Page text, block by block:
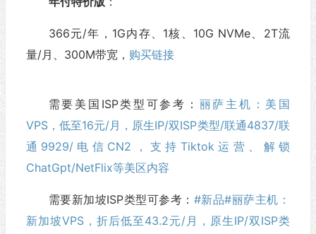
366元/年，1G内存、1核、10G NVMe、2T流
量/月、300M带宽， 购买链接
需要美国ISP类型可参考： 丽萨主机：美国
VPS，低至16元/月，原生IP/双ISP类型/联通4837/联
通9929/电信CN2，支持Tiktok运营、解锁
ChatGpt/NetFlix等美区内容
需要新加坡ISP类型可参考： #新品#丽萨主机：
新加坡VPS，折后低至43.2元/月，原生IP/双ISP类